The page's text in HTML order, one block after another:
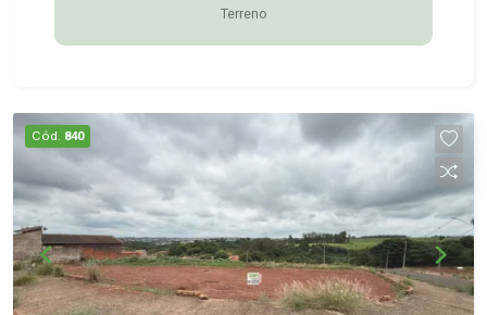
Terreno
Cód. 840